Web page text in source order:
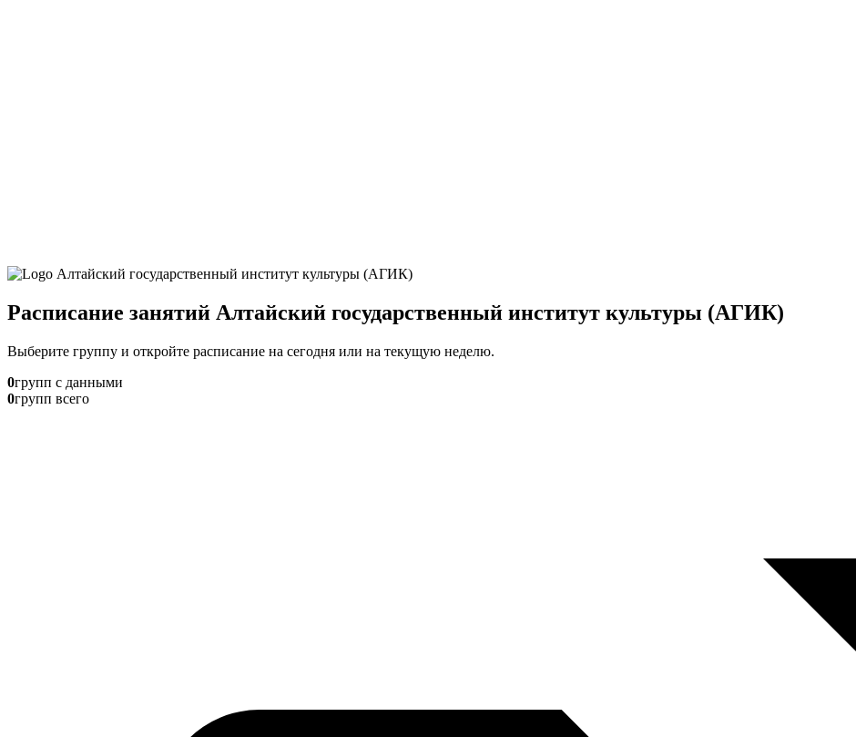
Расписание занятий Алтайский государственный институт культуры (АГИК)
Выберите группу и откройте расписание на сегодня или на текущую неделю.
0групп с данными
0групп всего